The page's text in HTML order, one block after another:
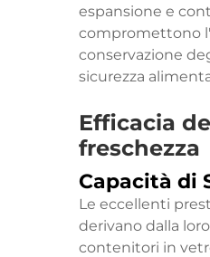
espansione e
compromettono
conservazione
sicurezza
Efficacia
freschezza
Capacità di
Le eccellenti
derivano dalla
contenitori in